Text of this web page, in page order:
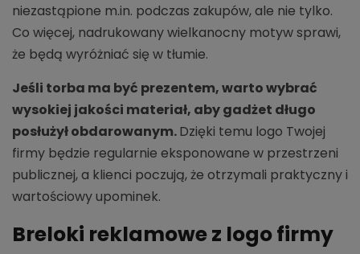
niezastąpione m.in. podczas zakupów, ale nie tylko.
Co więcej, nadrukowany wielkanocny motyw sprawi,
że będą wyróżniać się w tłumie.
Jeśli torba ma być prezentem, warto wybrać
wysokiej jakości materiał, aby gadżet długo
posłużył obdarowanym.Dzięki temu logo Twojej
firmy będzie regularnie eksponowane w przestrzeni
publicznej, a klienci poczują, że otrzymali praktyczny i
wartościowy upominek.
Breloki reklamowe z logo firmy